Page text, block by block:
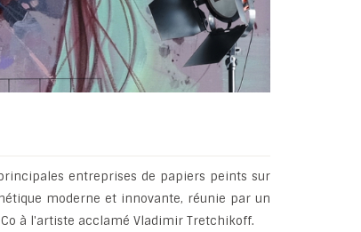
entreprises de papiers peints sur
moderne et innovante, réunie par un
à l'artiste acclamé Vladimir Tretchikoff.